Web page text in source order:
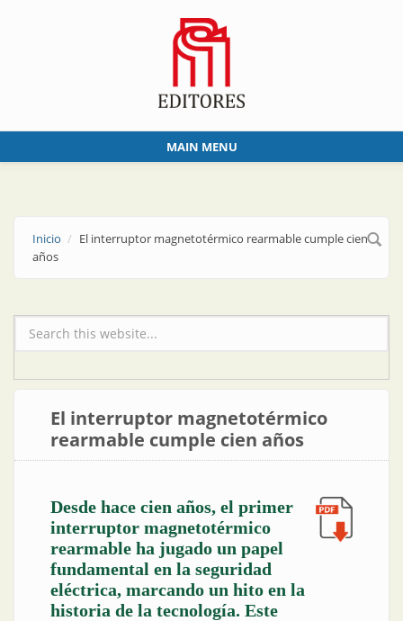
MAIN MENU
Inicio
El interruptor magnetotérmico rearmable cumple cien
años
Formulario de búsqueda
El interruptor magnetotérmico
rearmable cumple cien años
Desde hace cien años, el primer
interruptor magnetotérmico
rearmable ha jugado un papel
fundamental en la seguridad
eléctrica, marcando un hito en la
historia de la tecnología. Este